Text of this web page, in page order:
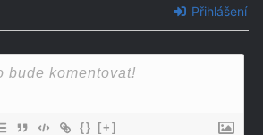
Přihlášení
{} [+]